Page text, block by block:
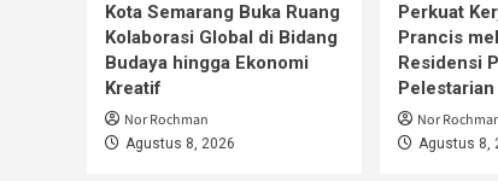
Kota Semarang Buka Ruang
Kolaborasi Global di Bidang
Budaya hingga Ekonomi
Kreatif
Nor Rochman
Agustus 8, 2026
Perkuat
Prancis
Residensi
Nor
Agustus 8,